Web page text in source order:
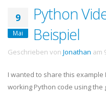
9
Mai
Python
Beispiel
Geschrieben von Jonathan am
I wanted to share this
working Python code using